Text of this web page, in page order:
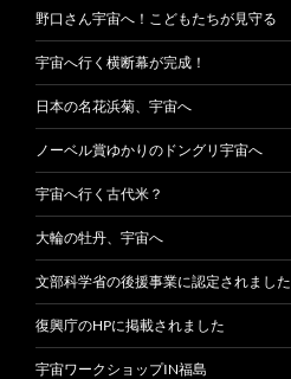
野口さん宇宙へ！こどもたちが見守る
宇宙へ行く横断幕が完成！
日本の名花浜菊、宇宙へ
ノーベル賞ゆかりのドングリ宇宙へ
宇宙へ行く古代米？
大輪の牡丹、宇宙へ
文部科学省の後援事業に認定されました
復興庁のHPに掲載されました
宇宙ワークショップIN福島